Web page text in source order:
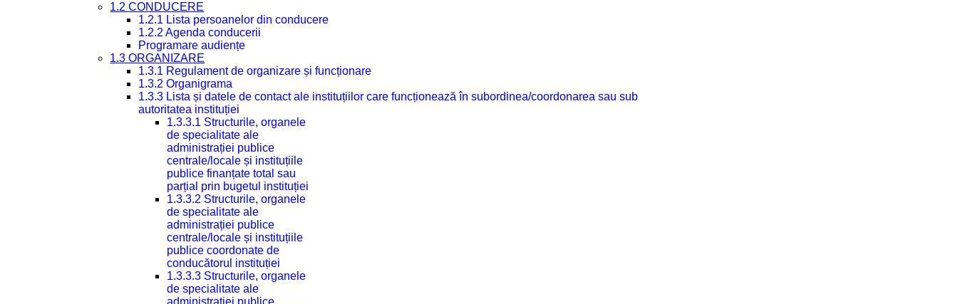
1.2 CONDUCERE
1.2.1 Lista persoanelor din conducere
1.2.2 Agenda conducerii
Programare audiențe
1.3 ORGANIZARE
1.3.1 Regulament de organizare și funcționare
1.3.2 Organigrama
1.3.3 Lista și datele de contact ale instituțiilor care funcționează în subordinea/coordonarea sau sub
autoritatea instituției
1.3.3.1 Structurile, organele
de specialitate ale
administrației publice
centrale/locale și instituțiile
publice finanțate total sau
parțial prin bugetul instituției
1.3.3.2 Structurile, organele
de specialitate ale
administrației publice
centrale/locale și instituțiile
publice coordonate de
conducătorul instituției
1.3.3.3 Structurile, organele
de specialitate ale
administrației publice